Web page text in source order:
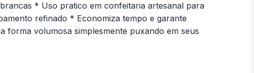
* Uso pratico em confeitaria artesanal para
refinado * Economiza tempo e garante
forma volumosa simplesmente puxando em seus